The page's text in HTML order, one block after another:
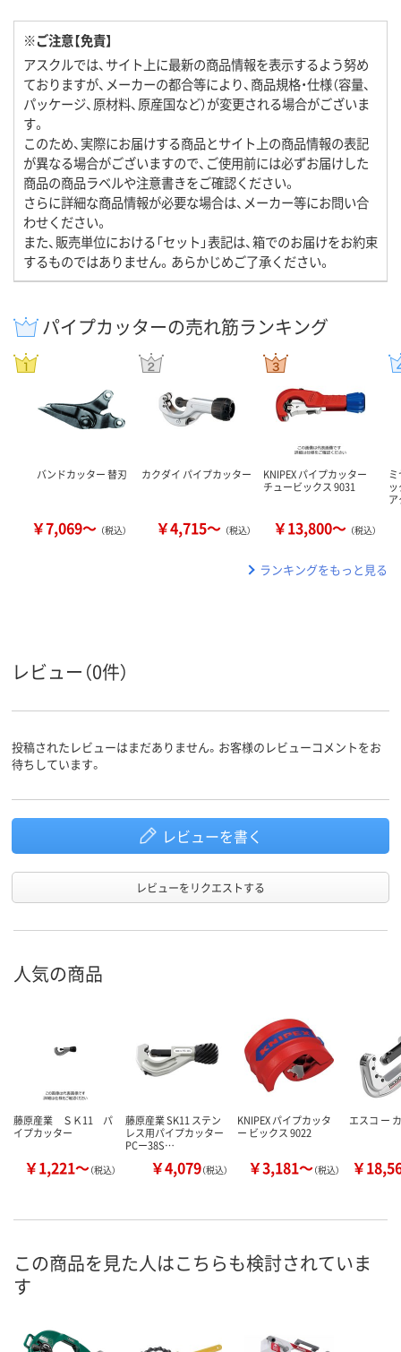
※ご注意【免責】
アスクルでは、サイト上に最新の商品情報を表示するよう努め
ておりますが、メーカーの都合等により、商品規格・仕様（容量、
パッケージ、原材料、原産国など）が変更される場合がございま
す。
このため、実際にお届けする商品とサイト上の商品情報の表記
が異なる場合がございますので、ご使用前には必ずお届けした
商品の商品ラベルや注意書きをご確認ください。
さらに詳細な商品情報が必要な場合は、メーカー等にお問い合
わせください。
また、販売単位における「セット」表記は、箱でのお届けをお約束
するものではありません。あらかじめご了承ください。
パイプカッターの売れ筋ランキング
バンドカッター 替刃
￥7,069～ （税込）
カクダイ パイプカッター
￥4,715～ （税込）
KNIPEX パイプカッター
チュービックス 9031
￥13,800～ （税込）
ランキングをもっと見る
レビュー（0件）
投稿されたレビューはまだありません。お客様のレビューコメントをお
待ちしています。
レビューを書く
レビューをリクエストする
人気の商品
藤原産業 ＳＫ11 パ
イプカッター
￥1,221～（税込）
藤原産業 SK11 ステン
レス用パイプカッター
PCー38S…
￥4,079（税込）
KNIPEX パイプカッタ
ー ビックス 9022
￥3,181～（税込）
エスコ ー
￥
この商品を見た人はこちらも検討されていま
す